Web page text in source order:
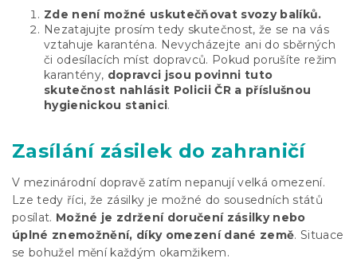
Zde není možné uskutečňovat svozy balíků.
Nezatajujte prosím tedy skutečnost, že se na vás
vztahuje karanténa. Nevycházejte ani do sběrných
či odesílacích míst dopravců. Pokud porušíte režim
karantény, dopravci jsou povinni tuto
skutečnost nahlásit Policii ČR a příslušnou
hygienickou stanici.
Zasílání zásilek do zahraničí
V mezinárodní dopravě zatím nepanují velká omezení.
Lze tedy říci, že zásilky je možné do sousedních států
posílat. Možné je zdržení doručení zásilky nebo
úplné znemožnění, díky omezení dané země. Situace
se bohužel mění každým okamžikem.